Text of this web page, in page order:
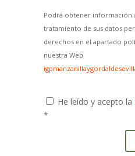
Podrá obtener información
tratamiento de sus datos
derechos en el apartado
nuestra Web
He leído y acepto la
*